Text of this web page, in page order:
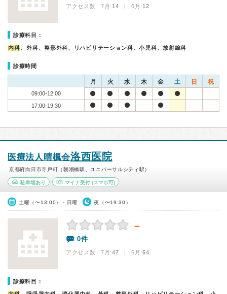
アクセス数 7月:14 | 6月:12
診療科目：
内科、外科、整形外科、リハビリテーション科、小児科、放射線科
診療時間
月 火 水 木 金 土 日 祝
09:00-12:00
17:00-19:30
医療法人晴楓会洛西医院
京都府向日市寺戸町（朝潮橋駅、ユニバーサルシティ駅）
駐車場あり マイナ受付(スマホ可)
土曜（〜13:00）・日曜 夜（〜19:30）
－
0件
アクセス数 7月:47 | 6月:54
診療科目：